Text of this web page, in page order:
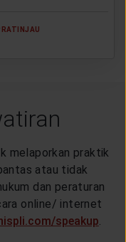
melaporkan praktik
atau tidak
dan peraturan
online/ internet
speakup.